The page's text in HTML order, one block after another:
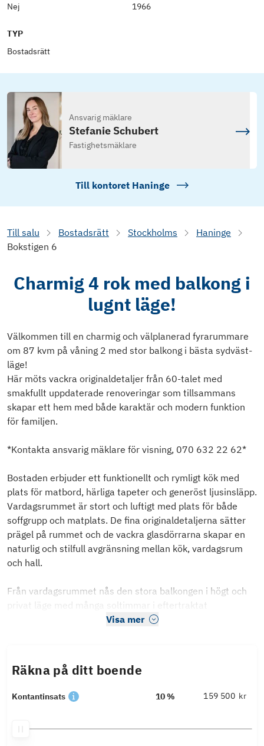
Nej
1966
TYP
Bostadsrätt
Ansvarig mäklare
Stefanie Schubert
Fastighetsmäklare
Till kontoret Haninge
Till salu Bostadsrätt Stockholms
Haninge
Bokstigen 6
Charmig 4 rok med balkong i
lugnt läge!
Välkommen till en charmig och välplanerad fyrarummare
om 87 kvm på våning 2 med stor balkong i bästa sydväst-
läge!
Här möts vackra originaldetaljer från 60-talet med
smakfullt uppdaterade renoveringar som tillsammans
skapar ett hem med både karaktär och modern funktion
för familjen.
*Kontakta ansvarig mäklare för visning, 070 632 22 62*
Bostaden erbjuder ett funktionellt och rymligt kök med
plats för matbord, härliga tapeter och generöst ljusinsläpp.
Vardagsrummet är stort och luftigt med plats för både
soffgrupp och matplats. De fina originaldetaljerna sätter
prägel på rummet och de vackra glasdörrarna skapar en
naturlig och stilfull avgränsning mellan kök, vardagsrum
och hall.
Från vardagsrummet nås den stora balkongen i högt och
privat läge med många soltimmar i eftertraktat
Visa mer
Räkna på ditt boende
Kontantinsats 10 % kr